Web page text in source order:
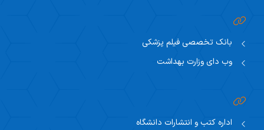
بانک تخصصی فیلم پزشکی
وب دای وزارت بهداشت
اداره کتب و انتشارات دانشگاه